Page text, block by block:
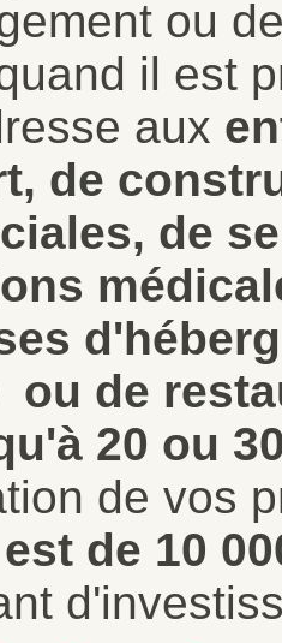
ou
il est
aux
de
de
ou de
20 ou
de vos
est de 10